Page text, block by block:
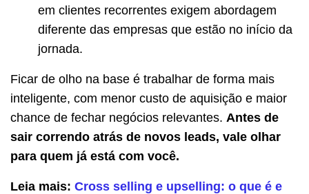
em clientes recorrentes exigem abordagem
diferente das empresas que estão no início da
jornada.
Ficar de olho na base é trabalhar de forma mais
inteligente, com menor custo de aquisição e maior
chance de fechar negócios relevantes. Antes de
sair correndo atrás de novos leads, vale olhar
para quem já está com você.
Leia mais: Cross selling e upselling: o que é e